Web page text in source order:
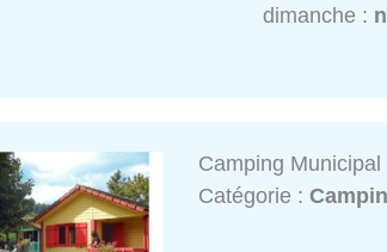
dimanche :
Camping
Catégorie :